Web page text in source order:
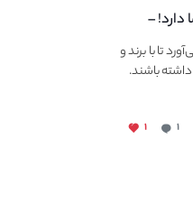
دارد! –
تا با برند و
باشند.
۱ ۱